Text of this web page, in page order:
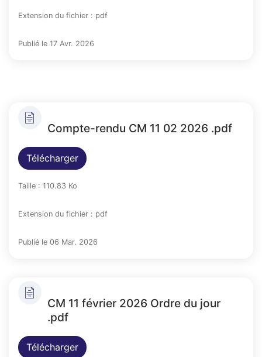
Extension du fichier : pdf
Publié le 17 Avr. 2026
Compte-rendu CM 11 02 2026 .pdf
Télécharger
Taille : 110.83 Ko
Extension du fichier : pdf
Publié le 06 Mar. 2026
CM 11 février 2026 Ordre du jour
.pdf
Télécharger